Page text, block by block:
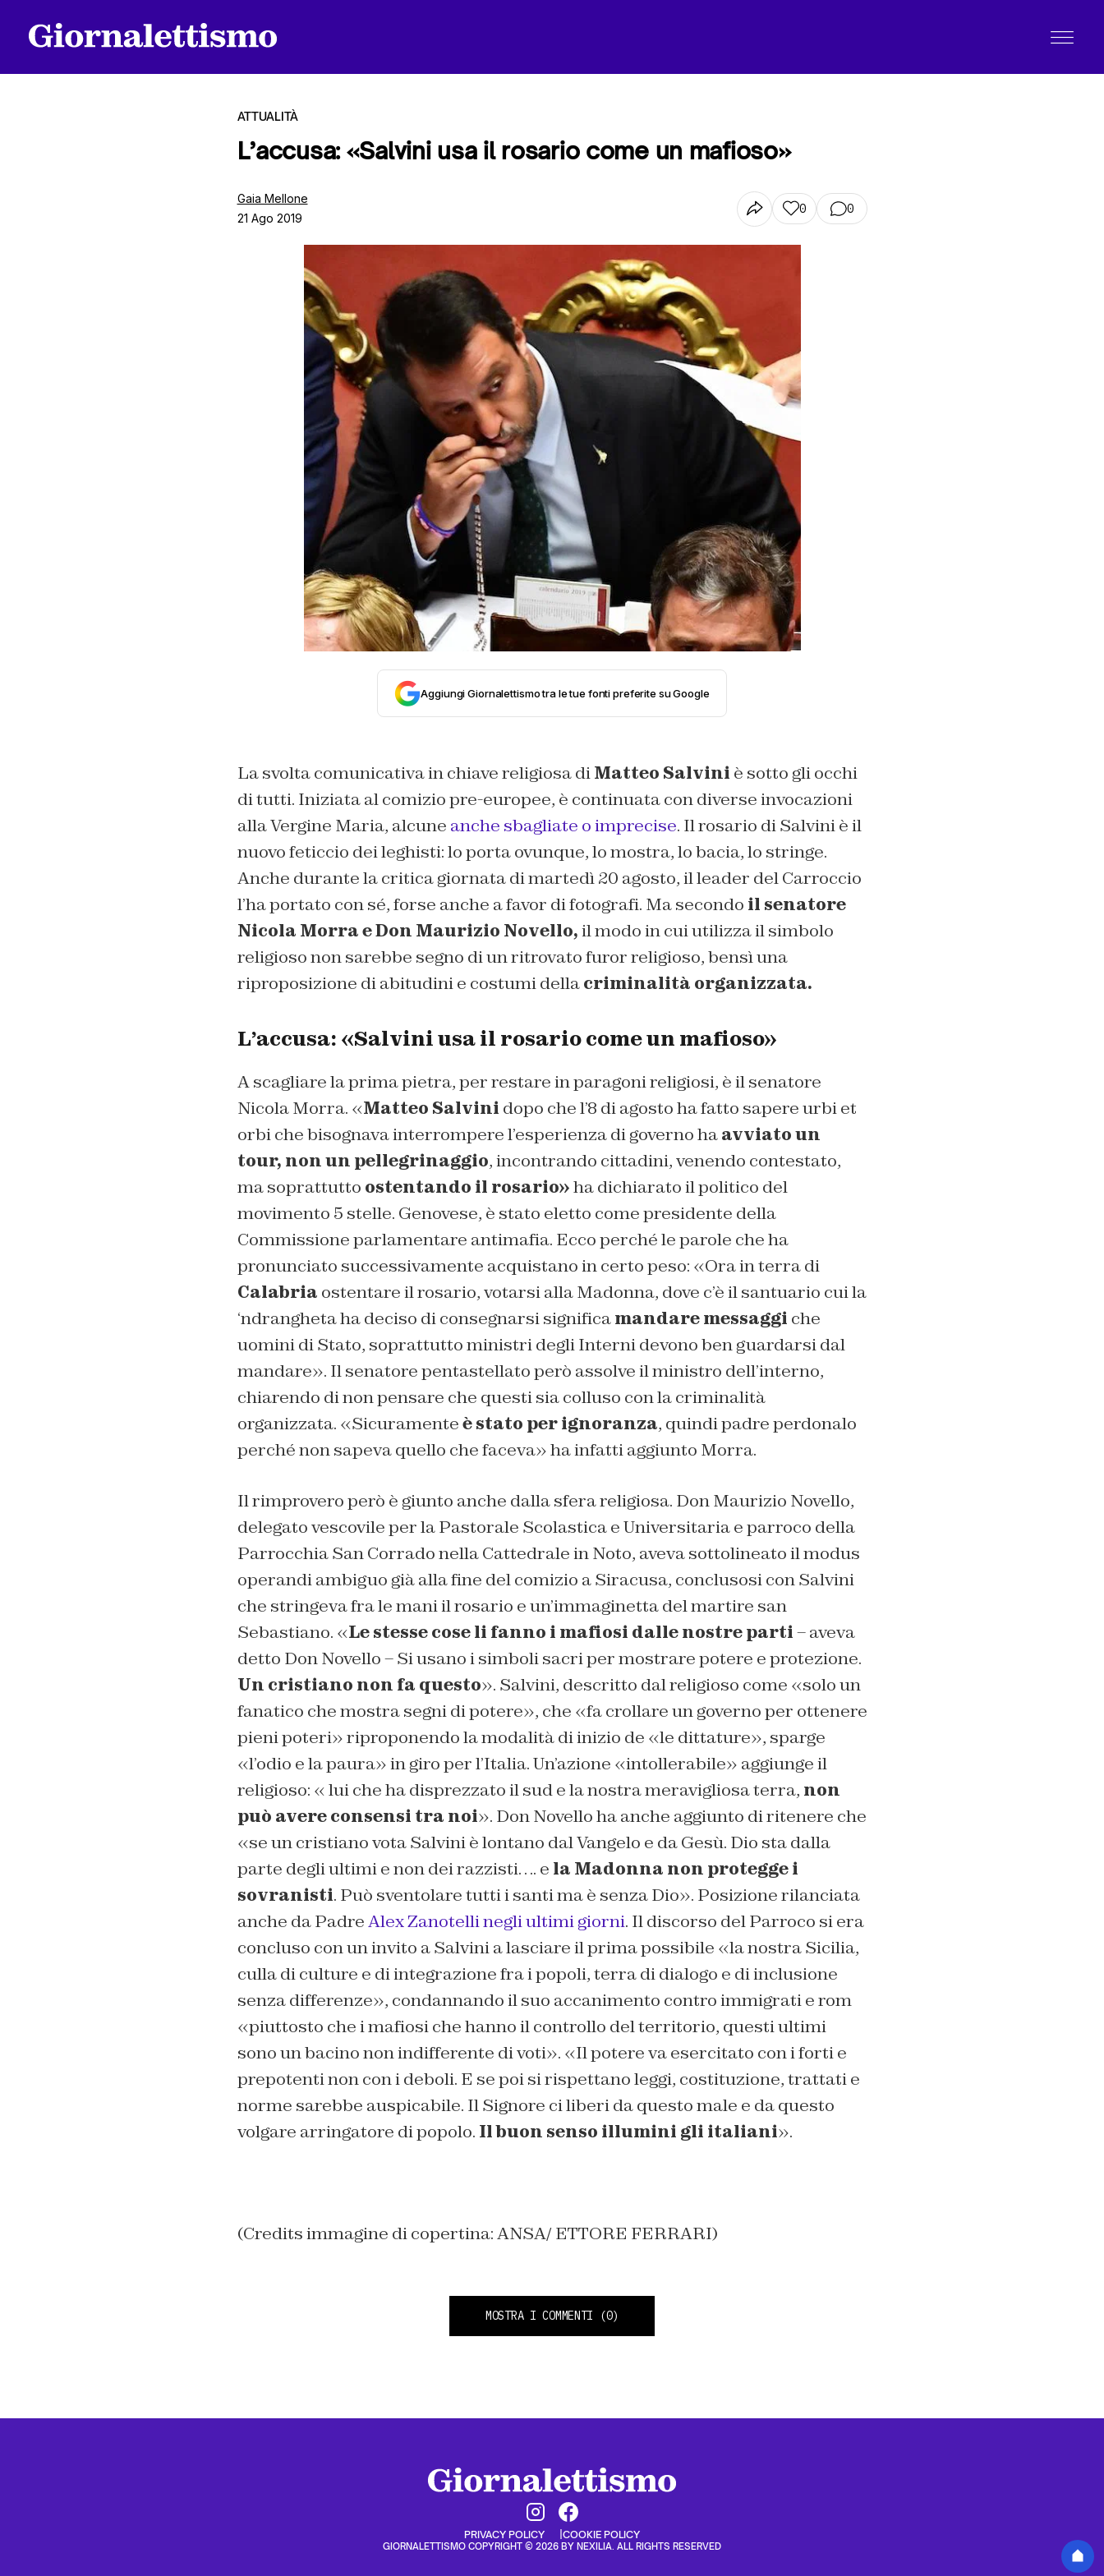
ATTUALITÀ
L’accusa: «Salvini usa il rosario come un mafioso»
Gaia Mellone
21 Ago 2019
0 0
Aggiungi Giornalettismo tra le tue fonti preferite su Google
La svolta comunicativa in chiave religiosa diMatteo Salvini è sotto gli occhi
di tutti. Iniziata al comizio pre-europee, è continuata con diverse invocazioni
alla Vergine Maria, alcune anche sbagliate o imprecise. Il rosario di Salvini è il
nuovo feticcio dei leghisti: lo porta ovunque, lo mostra, lo bacia, lo stringe.
Anche durante la critica giornata di martedì 20 agosto, il leader del Carroccio
l’ha portato con sé, forse anche a favor di fotografi. Ma secondo il senatore
Nicola Morra e Don Maurizio Novello,il modo in cui utilizza il simbolo
religioso non sarebbe segno di un ritrovato furor religioso, bensì una
riproposizione di abitudini e costumi dellacriminalità organizzata.
L’accusa: «Salvini usa il rosario come un mafioso»
A scagliare la prima pietra, per restare in paragoni religiosi, è il senatore
Nicola Morra. «Matteo Salvini dopo che l’8 di agosto ha fatto sapere urbi et
orbi che bisognava interrompere l’esperienza di governo haavviato un
tour, non un pellegrinaggio, incontrando cittadini, venendo contestato,
ma soprattutto ostentando il rosario»ha dichiarato il politico del
movimento 5 stelle. Genovese, è stato eletto come presidente della
Commissione parlamentare antimafia. Ecco perché le parole che ha
pronunciato successivamente acquistano in certo peso: «Ora in terra di
Calabria ostentare il rosario, votarsi alla Madonna, dove c’è il santuario cui la
‘ndrangheta ha deciso di consegnarsi significamandare messaggi che
uomini di Stato, soprattutto ministri degli Interni devono ben guardarsi dal
mandare». Il senatore pentastellato però assolve il ministro dell’interno,
chiarendo di non pensare che questi sia colluso con la criminalità
organizzata. «Sicuramenteè stato per ignoranza, quindi padre perdonalo
perché non sapeva quello che faceva» ha infatti aggiunto Morra.
Il rimprovero però è giunto anche dalla sfera religiosa. Don Maurizio Novello,
delegato vescovile per la Pastorale Scolastica e Universitaria e parroco della
Parrocchia San Corrado nella Cattedrale in Noto, aveva sottolineato il modus
operandi ambiguo già alla fine del comizio a Siracusa, conclusosi con Salvini
che stringeva fra le mani il rosario e un’immaginetta del martire san
Sebastiano. «Le stesse cose li fanno i mafiosi dalle nostre parti– aveva
detto Don Novello – Si usano i simboli sacri per mostrare potere e protezione.
Un cristiano non fa questo». Salvini, descritto dal religioso come «solo un
fanatico che mostra segni di potere», che «fa crollare un governo per ottenere
pieni poteri» riproponendo la modalità di inizio de «le dittature», sparge
«l’odio e la paura» in giro per l’Italia. Un’azione «intollerabile» aggiunge il
religioso: « lui che ha disprezzato il sud e la nostra meravigliosa terra, non
può avere consensi tra noi». Don Novello ha anche aggiunto di ritenere che
«se un cristiano vota Salvini è lontano dal Vangelo e da Gesù. Dio sta dalla
parte degli ultimi e non dei razzisti…. e la Madonna non protegge i
sovranisti. Può sventolare tutti i santi ma è senza Dio». Posizione rilanciata
anche da PadreAlex Zanotelli negli ultimi giorni. Il discorso del Parroco si era
concluso con un invito a Salvini a lasciare il prima possibile «la nostra Sicilia,
culla di culture e di integrazione fra i popoli, terra di dialogo e di inclusione
senza differenze», condannando il suo accanimento contro immigrati e rom
«piuttosto che i mafiosi che hanno il controllo del territorio, questi ultimi
sono un bacino non indifferente di voti». «Il potere va esercitato con i forti e
prepotenti non con i deboli. E se poi si rispettano leggi, costituzione, trattati e
norme sarebbe auspicabile. Il Signore ci liberi da questo male e da questo
volgare arringatore di popolo. Il buon senso illumini gli italiani».
(Credits immagine di copertina: ANSA/ ETTORE FERRARI)
MOSTRA I COMMENTI (0)
PRIVACY POLICY COOKIE POLICY
GIORNALETTISMO COPYRIGHT © 2026 BY NEXILIA. ALL RIGHTS RESERVED